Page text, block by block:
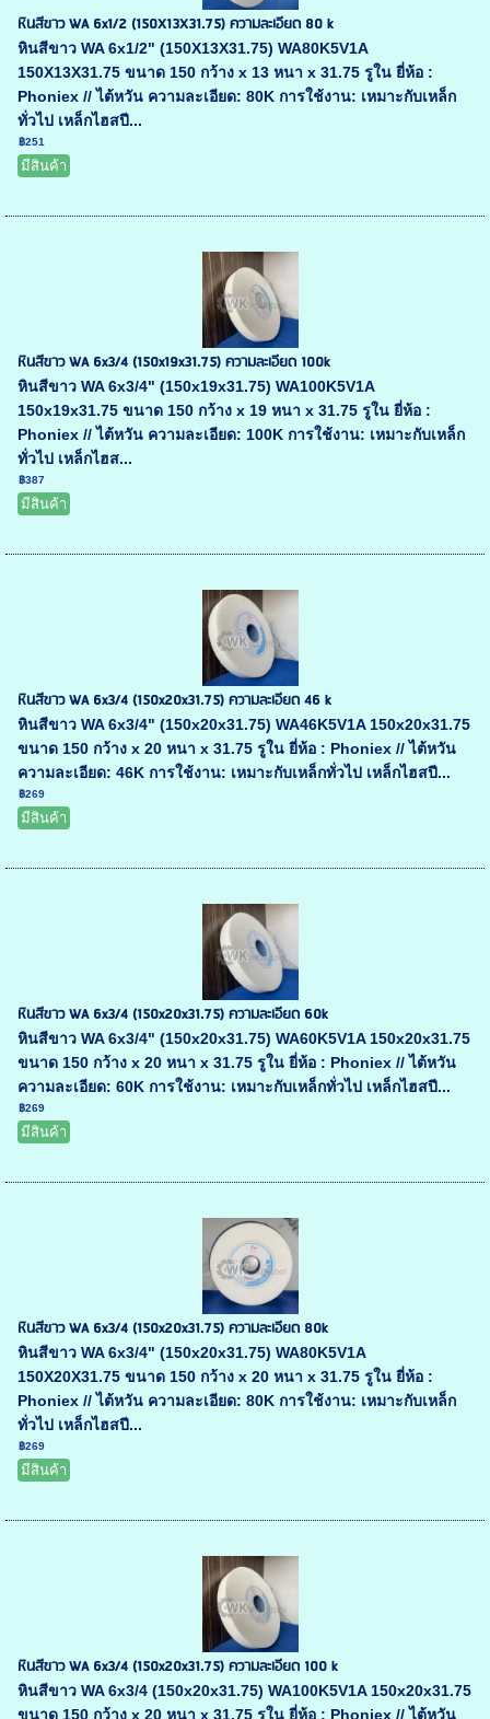
หินสีขาว WA 6x1/2 (150X13X31.75) ความละเอียด 80 k
หินสีขาว WA 6x1/2" (150X13X31.75) WA80K5V1A
150X13X31.75 ขนาด 150 กว้าง x 13 หนา x 31.75 รูใน ยี่ห้อ :
Phoniex // ไต้หวัน ความละเอียด: 80K การใช้งาน: เหมาะกับเหล็ก
ทั่วไป เหล็กไฮสปี...
฿251
มีสินค้า
หินสีขาว WA 6x3/4 (150x19x31.75) ความละเอียด 100k
หินสีขาว WA 6x3/4" (150x19x31.75) WA100K5V1A
150x19x31.75 ขนาด 150 กว้าง x 19 หนา x 31.75 รูใน ยี่ห้อ :
Phoniex // ไต้หวัน ความละเอียด: 100K การใช้งาน: เหมาะกับเหล็ก
ทั่วไป เหล็กไฮส...
฿387
มีสินค้า
หินสีขาว WA 6x3/4 (150x20x31.75) ความละเอียด 46 k
หินสีขาว WA 6x3/4" (150x20x31.75) WA46K5V1A 150x20x31.75
ขนาด 150 กว้าง x 20 หนา x 31.75 รูใน ยี่ห้อ : Phoniex // ไต้หวัน
ความละเอียด: 46K การใช้งาน: เหมาะกับเหล็กทั่วไป เหล็กไฮสปี...
฿269
มีสินค้า
หินสีขาว WA 6x3/4 (150x20x31.75) ความละเอียด 60k
หินสีขาว WA 6x3/4" (150x20x31.75) WA60K5V1A 150x20x31.75
ขนาด 150 กว้าง x 20 หนา x 31.75 รูใน ยี่ห้อ : Phoniex // ไต้หวัน
ความละเอียด: 60K การใช้งาน: เหมาะกับเหล็กทั่วไป เหล็กไฮสปี...
฿269
มีสินค้า
หินสีขาว WA 6x3/4 (150x20x31.75) ความละเอียด 80k
หินสีขาว WA 6x3/4" (150x20x31.75) WA80K5V1A
150X20X31.75 ขนาด 150 กว้าง x 20 หนา x 31.75 รูใน ยี่ห้อ :
Phoniex // ไต้หวัน ความละเอียด: 80K การใช้งาน: เหมาะกับเหล็ก
ทั่วไป เหล็กไฮสปี...
฿269
มีสินค้า
หินสีขาว WA 6x3/4 (150x20x31.75) ความละเอียด 100 k
หินสีขาว WA 6x3/4 (150x20x31.75) WA100K5V1A 150x20x31.75
ขนาด 150 กว้าง x 20 หนา x 31.75 รูใน ยี่ห้อ : Phoniex // ไต้หวัน